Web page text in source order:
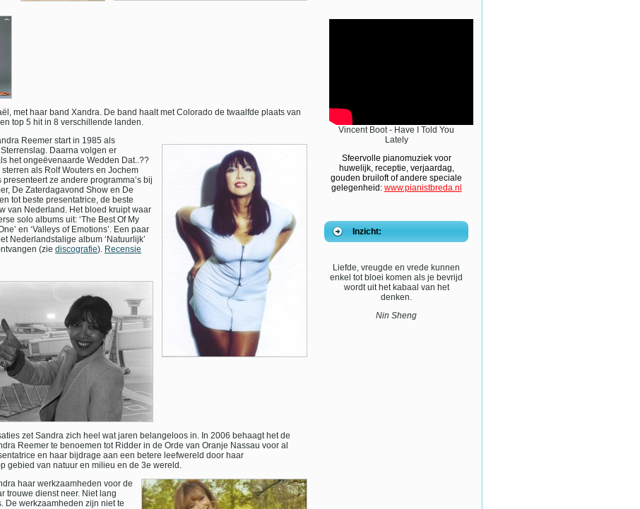
met haar band Xandra. De band haalt met Colorado de twaalfde plaats van
top 5 hit in 8 verschillende landen.
Reemer start in 1985 als
Daarna volgen er
het ongeëvenaarde Wedden Dat..??
als Rolf Wouters en Jochem
ze andere programma’s bij
De Zaterdagavond Show en De
tot beste presentatrice, de beste
van Nederland. Het bloed kruipt waar
solo albums uit: ‘The Best Of My
en ‘Valleys of Emotions’. Een paar
Nederlandstalige album ‘Natuurlijk’
(zie discografie). Recensie
zet Sandra zich heel wat jaren belangeloos in. In 2006 behaagt het de
Reemer te benoemen tot Ridder in de Orde van Oranje Nassau voor al
en haar bijdrage aan een betere leefwereld door haar
gebied van natuur en milieu en de 3e wereld.
haar werkzaamheden voor de
trouwe dienst neer. Niet lang
De werkzaamheden zijn niet te
Vincent Boot - Have I Told You
Lately
Sfeervolle pianomuziek voor
huwelijk, receptie, verjaardag,
gouden bruiloft of andere speciale
gelegenheid: www.pianistbreda.nl
Inzicht:
Liefde, vreugde en vrede kunnen
enkel tot bloei komen als je bevrijd
wordt uit het kabaal van het
denken.
Nin Sheng